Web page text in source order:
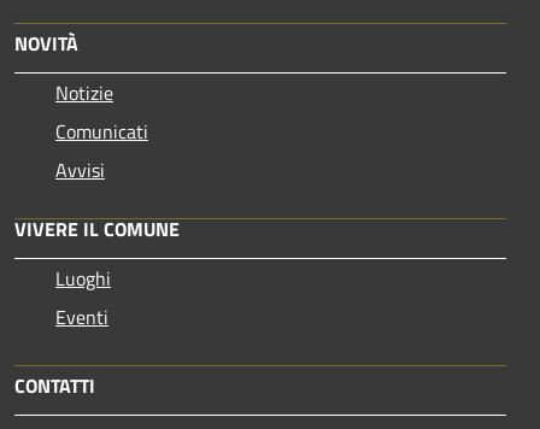
NOVITÀ
Notizie
Comunicati
Avvisi
VIVERE IL COMUNE
Luoghi
Eventi
CONTATTI